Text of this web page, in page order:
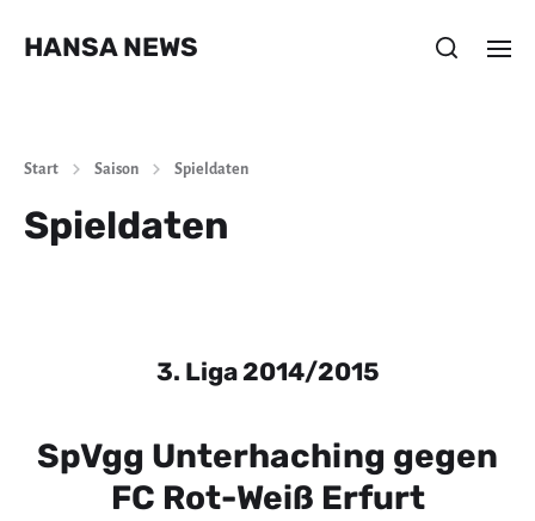
HANSA NEWS
Start Saison Spieldaten
Spieldaten
3. Liga 2014/2015
SpVgg Unterhaching gegen
FC Rot-Weiß Erfurt